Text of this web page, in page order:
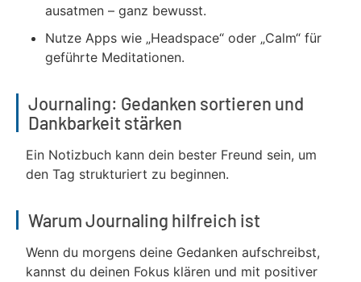
ausatmen – ganz bewusst.
Nutze Apps wie „Headspace“ oder „Calm“ für
geführte Meditationen.
Journaling: Gedanken sortieren und
Dankbarkeit stärken
Ein Notizbuch kann dein bester Freund sein, um
den Tag strukturiert zu beginnen.
Warum Journaling hilfreich ist
Wenn du morgens deine Gedanken aufschreibst,
kannst du deinen Fokus klären und mit positiver